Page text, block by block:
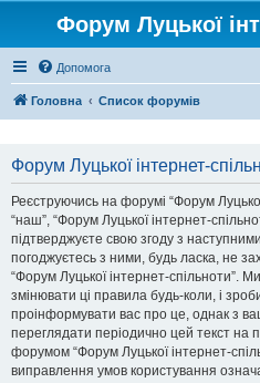
Форум Луцької
Допомога
Головна Список форумів
Форум Луцької інтернет-
Реєструючись на форумі “Форум
“наш”, “Форум Луцької інтернет-
підтверджуєте свою згоду з
погоджуєтесь з ними, будь ласка, не
“Форум Луцької інтернет-спільноти”.
змінювати ці правила будь-коли, і
проінформувати вас про це, однак з
переглядати періодично цей текст на
форумом “Форум Луцької інтернет-
виправлення умов користування